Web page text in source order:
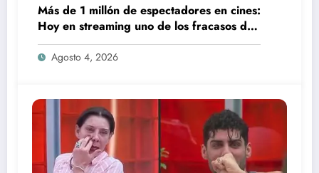
Más de 1 millón de espectadores en cines:
Hoy en streaming uno de los fracasos de
taquilla más caros de 2022
Agosto 4, 2026